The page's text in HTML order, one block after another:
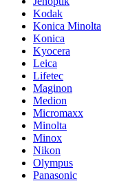
Kodak
Konica Minolta
Konica
Kyocera
Leica
Lifetec
Maginon
Medion
Micromaxx
Minolta
Minox
Nikon
Olympus
Panasonic